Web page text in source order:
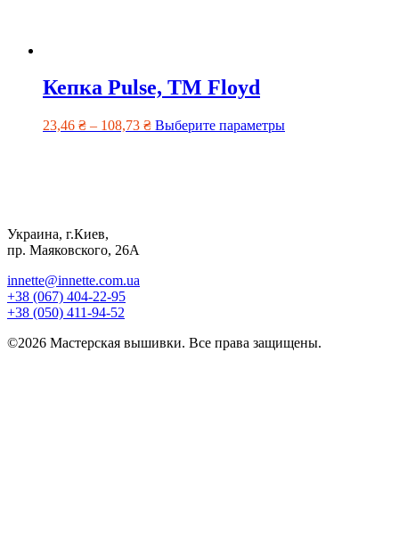
Кепка Pulse, ТМ Floyd
23,46 ₴ – 108,73 ₴ Выберите параметры
Украина, г.Киев,
пр. Маяковского, 26А
innette@innette.com.ua
+38 (067) 404-22-95
+38 (050) 411-94-52
©2026 Мастерская вышивки. Все права защищены.